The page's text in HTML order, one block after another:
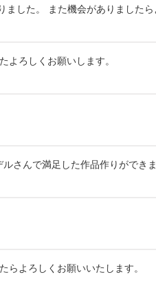
した。 また機会がありましたら
よろしくお願いします。
んで満足した作品作りができ
よろしくお願いいたします。